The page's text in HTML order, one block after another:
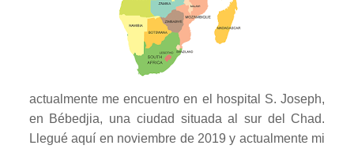
actualmente me encuentro en el hospital S. Joseph,
en Bébedjia, una ciudad situada al sur del Chad.
Llegué aquí en noviembre de 2019 y actualmente mi